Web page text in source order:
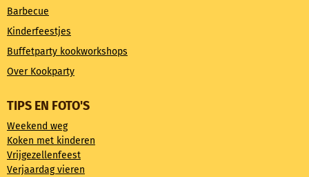
Barbecue
Kinderfeestjes
Buffetparty kookworkshops
Over Kookparty
TIPS EN FOTO'S
Weekend weg
Koken met kinderen
Vrijgezellenfeest
Verjaardag vieren